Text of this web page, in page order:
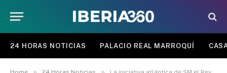
24 HORAS NOTICIAS PALACIO REAL MARROQUÍ